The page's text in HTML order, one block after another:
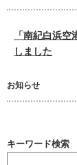
「南紀白浜
しました
お知らせ
キーワード検索